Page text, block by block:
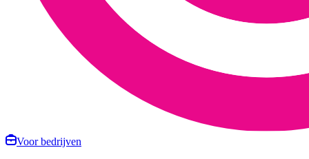
Voor bedrijven